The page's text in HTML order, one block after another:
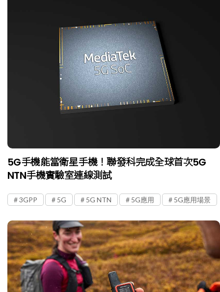
5G手機能當衛星手機！聯發科完成全球首次5G
NTN手機實驗室連線測試
3GPP 5G 5G NTN 5G應用 5G應用場景